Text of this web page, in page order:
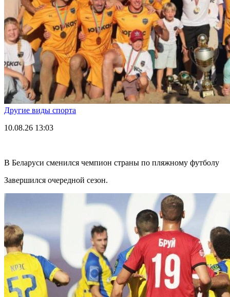
Другие виды спорта
10.08.26 13:03
В Беларуси сменился чемпион страны по пляжному футболу
Завершился очередной сезон.